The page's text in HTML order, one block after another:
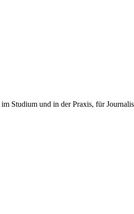
Studium und in der Praxis, für